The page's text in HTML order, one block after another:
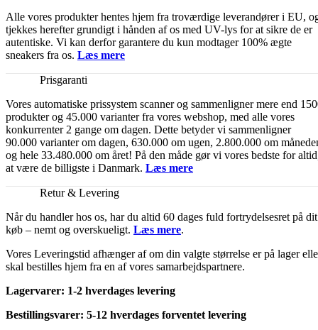
Alle vores produkter hentes hjem fra troværdige leverandører i EU,
tjekkes herefter grundigt i hånden af os med UV-lys for at sikre de er
autentiske. Vi kan derfor garantere du kun modtager 100% ægte
sneakers fra os. Læs mere
Prisgaranti
Vores automatiske prissystem scanner og sammenligner mere end
produkter og 45.000 varianter fra vores webshop, med alle vores
konkurrenter 2 gange om dagen. Dette betyder vi sammenligner
90.000 varianter om dagen, 630.000 om ugen, 2.800.000 om
og hele 33.480.000 om året! På den måde gør vi vores bedste for
at være de billigste i Danmark. Læs mere
Retur & Levering
Når du handler hos os, har du altid 60 dages fuld fortrydelsesret på dit
køb – nemt og overskueligt. Læs mere.
Vores Leveringstid afhænger af om din valgte størrelse er på lager
skal bestilles hjem fra en af vores samarbejdspartnere.
Lagervarer: 1-2 hverdages levering
Bestillingsvarer: 5-12 hverdages forventet levering